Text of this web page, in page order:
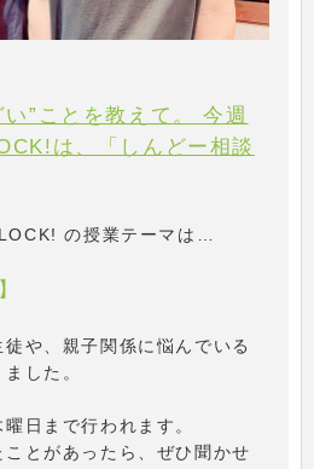
”ことを教えて。 今週
は、「しんどー相談
の授業テーマは…
や、親子関係に悩んでいる
した。
日まで行われます。
ことがあったら、ぜひ聞かせ